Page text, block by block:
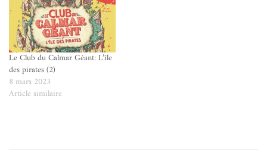
Le Club du Calmar Géant: L’île
des pirates (2)
8 mars 2023
Article similaire